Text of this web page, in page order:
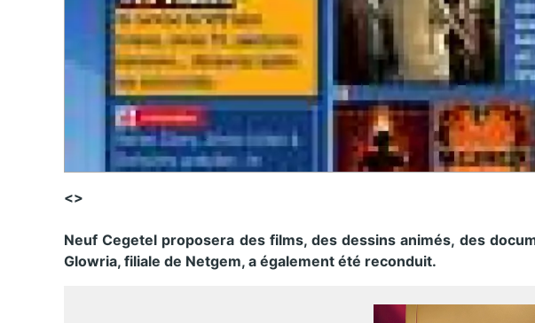
<>
Neuf Cegetel proposera des films, des dessins animés, des
Glowria, filiale de Netgem, a également été reconduit.